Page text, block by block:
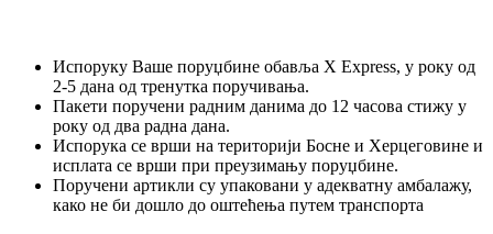
Испоруку Ваше поруџбине обавља X Express, у року од
2-5 дана од тренутка поручивања.
Пакети поручени радним данима до 12 часова стижу у
року од два радна дана.
Испорука се врши на територији Босне и Херцеговине и
исплата се врши при преузимању поруџбине.
Поручени артикли су упаковани у адекватну амбалажу,
како не би дошло до оштећења путем транспорта